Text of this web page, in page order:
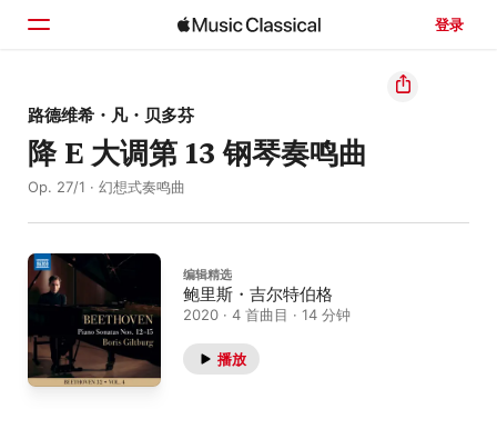
登录
主页
浏览
路德维希・凡・贝多芬
降 E 大调第 13 钢琴奏鸣曲
Op. 27/1 · 幻想式奏鸣曲
编辑精选
鲍里斯・吉尔特伯格
2020 · 4 首曲目 · 14 分钟
播放